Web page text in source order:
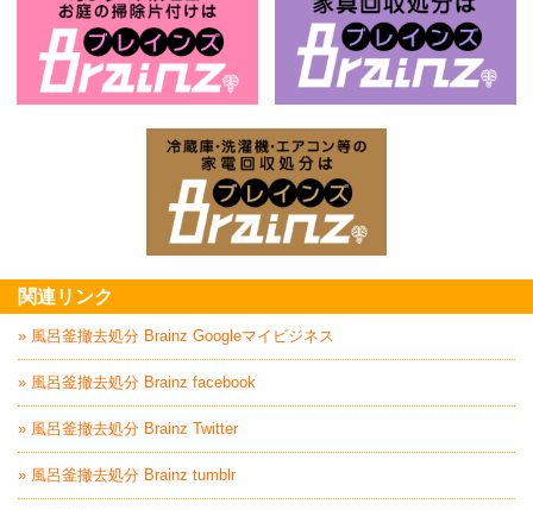
関連リンク
» 風呂釜撤去処分 Brainz Googleマイビジネス
» 風呂釜撤去処分 Brainz facebook
» 風呂釜撤去処分 Brainz Twitter
» 風呂釜撤去処分 Brainz tumblr